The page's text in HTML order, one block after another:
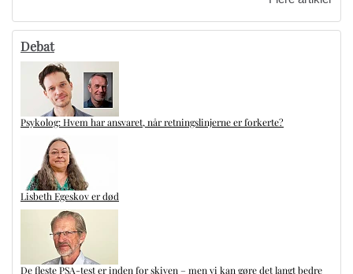
Debat
Psykolog: Hvem har ansvaret, når retningslinjerne er forkerte?
Lisbeth Egeskov er død
De fleste PSA-test er inden for skiven – men vi kan gøre det langt bedre